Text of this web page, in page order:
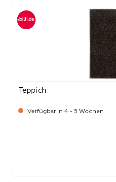
Teppich
Verfügbar in 4 - 5 Wochen